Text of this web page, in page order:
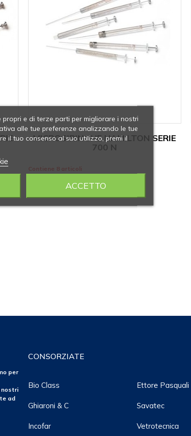
MICROSIRINGHE HAMILTON SERIE
700 N
Contiene 8 articoli
per
nostri
ad
CONSORZIATE
Bio Class
Ghiaroni & C
Incofar
Ettore Pasquali
Savatec
Vetrotecnica
e di terze parti per migliorare i nostri
alle tue preferenze analizzando le tue
il tuo consenso al suo utilizzo, premi il
ACCETTO